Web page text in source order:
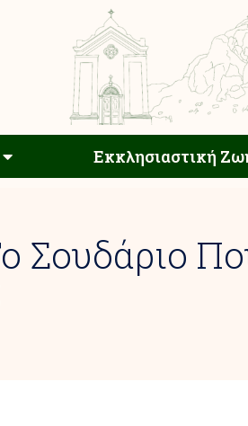
Εκκλησιαστική
Αρχιεπισκοπή
Σουδάριο